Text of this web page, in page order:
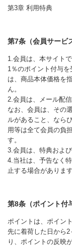
第3章 利用特典
第7条（会員サービ
1.会員は、本サイト
1％のポイント付与
は、商品本体価格を
ん。
2.会員は、メール配
なお、会員は、その
ルがあること、なら
用等は全て会員の負
す。
3.会員は、特典およ
4.当社は、予告なく
止する場合があります
第8条（ポイント付
ポイントは、ポイン
先に着荷した日から
り、ポイントの反映